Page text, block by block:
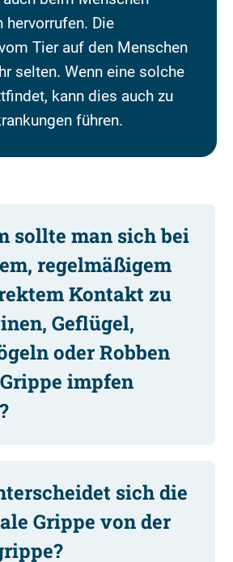
hervorrufen. Die
Tier auf den Menschen
selten. Wenn eine solche
kann dies auch zu
führen.
sollte man sich bei
regelmäßigem
Kontakt zu
Geflügel,
oder Robben
impfen
sich die
Grippe von der